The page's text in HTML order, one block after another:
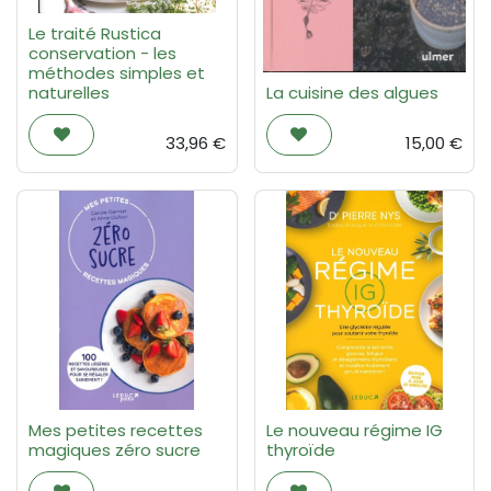
Le traité Rustica
conservation - les
méthodes simples et
naturelles
33,96 €
La cuisine des algues
15,00 €
Mes petites recettes
magiques zéro sucre
Le nouveau régime IG
thyroïde